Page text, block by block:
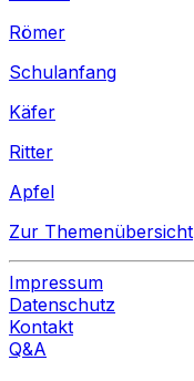
Römer
Schulanfang
Käfer
Ritter
Apfel
Zur Themenübersicht
Impressum
Datenschutz
Kontakt
Q&A